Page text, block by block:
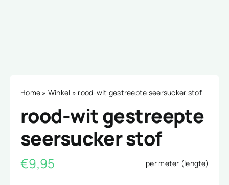
Home » Winkel » rood-wit gestreepte seersucker stof
rood-wit gestreepte
seersucker stof
€9,95 per meter (lengte)